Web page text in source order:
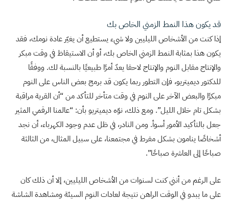
قد يكون هذا النمط الزمني الخاص بك
إذا كنت من الأشخاص الليليين ولا شيء يستطيع أن يغيّر عادة نومك، فقد
يكون هذا بمثابة النمط الزمني الخاص بك، أو أن الاستيقاظ في وقت مبكر
والإنتاج مقابل النوم والإنتاج لاحقا يعدّ أمرًا طبيعيًا بالنسبة لك. ووفقًا
للدكتور ديميتريو، فإن التطور ربما يكون قد برمج بعض الناس على النوم
مبكرًا والبعض الآخر على النوم في وقت متأخر للتأكد من “أن القرية مراقبة
بشكل تام خلال الليل”. ومع ذلك، نوّه ديميتريو بأن: “عالمنا الرقمي المثير
جعل بالتأكيد الأمور أسوأ. ومن النادر، في ظل عدم وجود الكهرباء، أن نجد
أشخاصًا ينامون بشكل مفرط في مجتمعنا، على سبيل المثال، من الثالثة
صباحًا إلى العاشرة صباحًا”.
على الرغم من أنني كنت لسنوات من الأشخاص الليليين، إلا أن ذلك كان
على ما يبدو في الوقت الراهن نتيجة لعادات النوم السيئة ومشاهدة الشاشة